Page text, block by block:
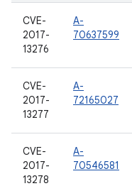
CVE-
2017-
13276
A-
70637599
CVE-
2017-
13277
A-
72165027
CVE-
2017-
13278
A-
70546581